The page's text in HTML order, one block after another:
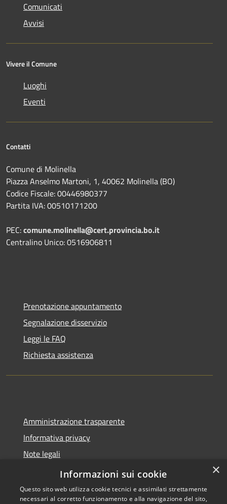
Comunicati
Avvisi
Vivere il Comune
Luoghi
Eventi
Contatti
Comune di Molinella
Piazza Anselmo Martoni, 1, 40062 Molinella (BO)
Codice Fiscale: 00446980377
Partita IVA: 00510171200
PEC:comune.molinella@cert.provincia.bo.it
Centralino Unico: 0516906811
Prenotazione appuntamento
Segnalazione disservizio
Leggi le FAQ
Richiesta assistenza
Amministrazione trasparente
Informativa privacy
Note legali
Dichiarazione di accessibilità
×
Informazioni sui cookie
Questo sito web utilizza cookie tecnici e assimilati strettamente
necessari al corretto funzionamento e alla navigazione del sito,